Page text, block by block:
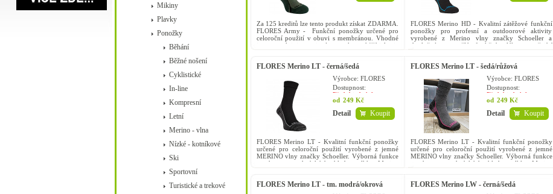
Mikiny
Plavky
Ponožky
Běhání
Běžné nošení
Cyklistické
In-line
Kompresní
Letní
Merino - vlna
Nízké - kotníkové
Ski
Sportovní
Turistické a trekové
Za 125 kreditů lze tento produkt získat ZDARMA.
FLORES Army - Funkční ponožky určené pro
celoroční použití v obuvi s membránou. Vhodné
jsou pro aktivity spojené s vysokou zátěží jako je
FLORES Merino HD - Kvalitní zátěžové funkční
ponožky pro profesní a outdoorové aktivity
vyrobené z Merino vlny značky Schoeller a
doplněné o umělá funkční vlákna zvyšující
FLORES Merino LT - černá/šedá
Výrobce: FLORES
Dostupnost:
Předobjednávka
od 249 Kč
Detail Koupit
FLORES Merino LT - Kvalitní funkční ponožky
určené pro celoroční použití vyrobené z jemné
MERINO vlny značky Schoeller. Výborná funkce
a ochrana v podmínkách chladu a vlhka. Merino
FLORES Merino LT - šedá/růžová
Výrobce: FLORES
Dostupnost:
Předobjednávka
od 249 Kč
Detail Koupit
FLORES Merino LT - Kvalitní funkční ponožky
určené pro celoroční použití vyrobené z jemné
MERINO vlny značky Schoeller. Výborná funkce
a ochrana v podmínkách chladu a vlhka. Merino
FLORES Merino LT - tm. modrá/okrová FLORES Merino LW - černá/šedá